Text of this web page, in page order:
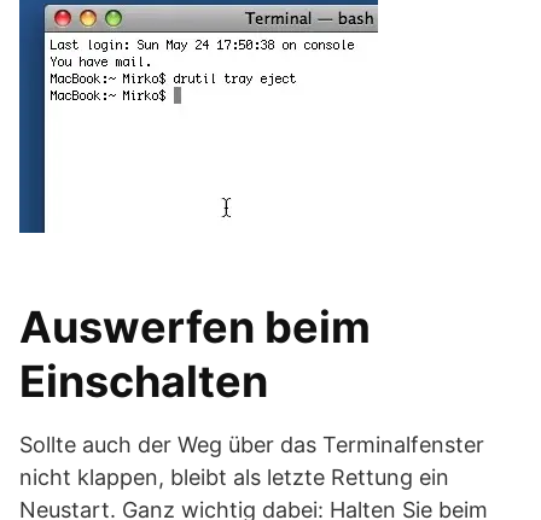
Auswerfen beim
Einschalten
Sollte auch der Weg über das Terminalfenster
nicht klappen, bleibt als letzte Rettung ein
Neustart. Ganz wichtig dabei: Halten Sie beim